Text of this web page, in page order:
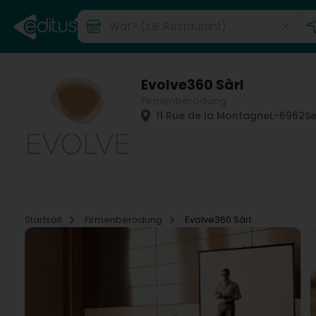
Evolve360 Sàrl
11 Rue de la MontagneL-6962
Startsäit Firmenberodung Evolve360 Sàrl